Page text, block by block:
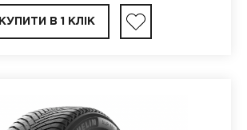
КУПИТИ В 1 КЛІК